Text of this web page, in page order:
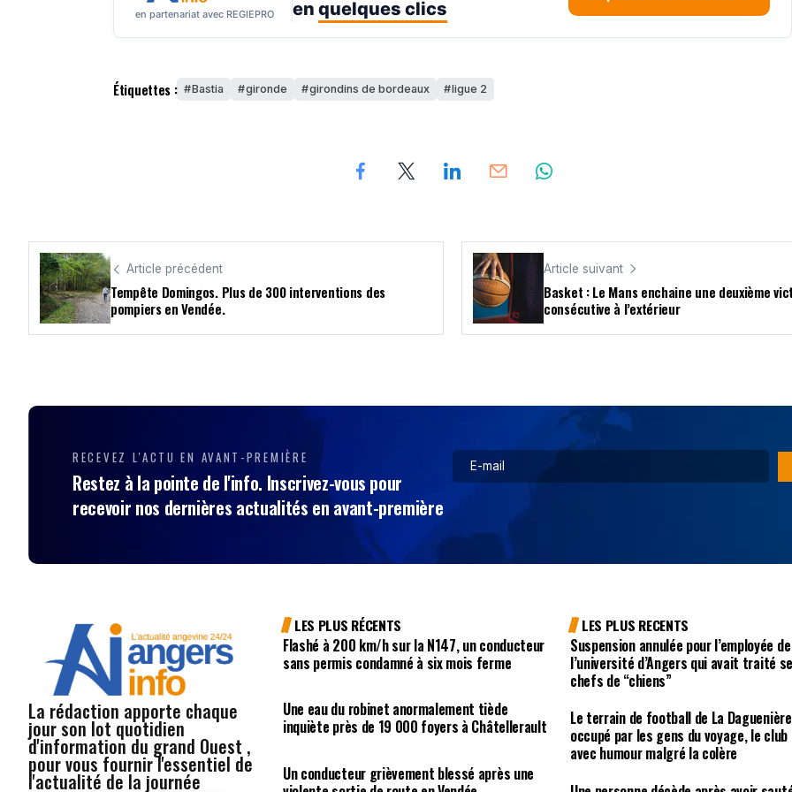
en partenariat avec REGIEPRO
en quelques clics
Étiquettes : Bastia gironde girondins de bordeaux ligue 2
Article précédent
Tempête Domingos. Plus de 300 interventions des
pompiers en Vendée.
Article suivant
Basket : Le Mans enchaine une deuxième
consécutive à l’extérieur
RECEVEZ L'ACTU EN AVANT-PREMIÈRE
Restez à la pointe de l'info. Inscrivez-vous pour
recevoir nos dernières actualités en avant-première
La rédaction apporte chaque
jour son lot quotidien
d'information du grand Ouest ,
pour vous fournir l'essentiel de
l'actualité de la journée
LES PLUS RÉCENTS
Flashé à 200 km/h sur la N147, un conducteur
sans permis condamné à six mois ferme
Une eau du robinet anormalement tiède
inquiète près de 19 000 foyers à Châtellerault
Un conducteur grièvement blessé après une
LES PLUS RECENTS
Suspension annulée pour l’employée de
l’université d’Angers qui avait traité
chefs de “chiens”
Le terrain de football de La Daguenière
occupé par les gens du voyage, le
avec humour malgré la colère